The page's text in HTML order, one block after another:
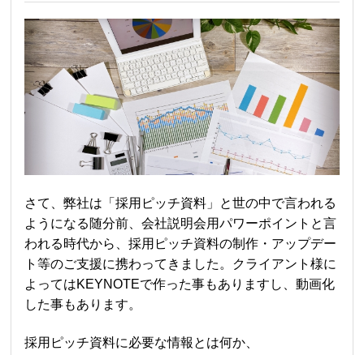
さて、弊社は「採用ピッチ資料」と世の中で言われる
ようになる随分前、会社説明会用パワーポイントと言
われる時代から、採用ピッチ資料の制作・アップデー
ト等のご支援に携わってきました。クライアント様に
よってはKEYNOTEで作った事もありますし、動画化
した事もあります。
採用ピッチ資料に必要な情報とは何か、